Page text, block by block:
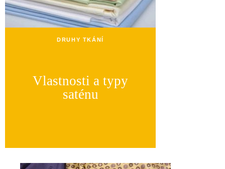
DRUHY TKÁNÍ
Vlastnosti a typy
saténu